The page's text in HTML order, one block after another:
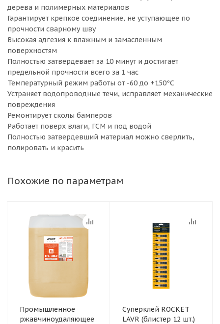
дерева и полимерных материалов
Гарантирует крепкое соединение, не уступающее по
прочности сварному шву
Высокая адгезия к влажным и замасленным
поверхностям
Полностью затвердевает за 10 минут и достигает
предельной прочности всего за 1 час
Температурный режим работы от -60 до +150°С
Устраняет водопроводные течи, исправляет механические
повреждения
Ремонтирует сколы бамперов
Работает поверх влаги, ГСМ и под водой
Полностью затвердевший материал можно сверлить,
полировать и красить
Похожие по параметрам
Промышленное
ржавчиноудаляющее
Суперклей ROCKET
LAVR (блистер 12 шт.)